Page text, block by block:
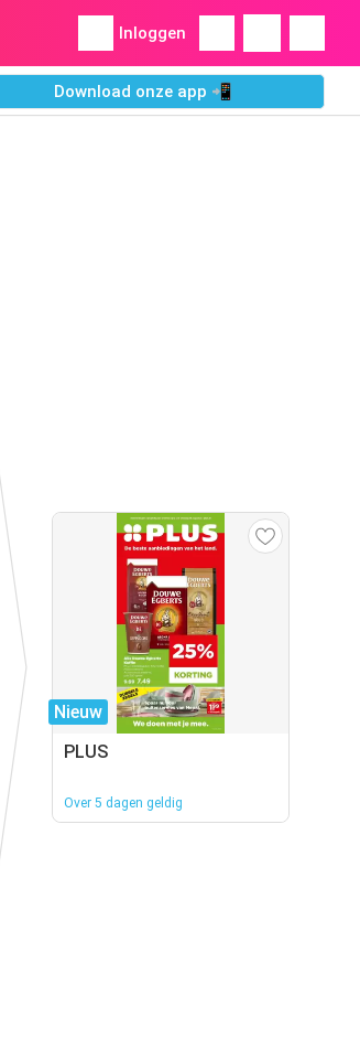
Inloggen
Download onze app 📲
Nieuw
PLUS
Over 5 dagen geldig